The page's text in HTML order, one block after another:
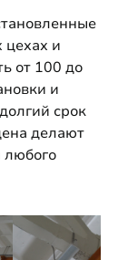
цехах и
от 100 до
и
срок
делают